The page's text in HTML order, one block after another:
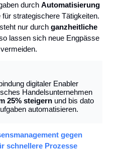
durch Automatisierung
strategischere Tätigkeiten.
nur durch ganzheitliche
lassen sich neue Engpässe
digitaler Enabler
Handelsunternehmen
25% steigern und bis dato
automatisieren.
gegen
schnellere Prozesse